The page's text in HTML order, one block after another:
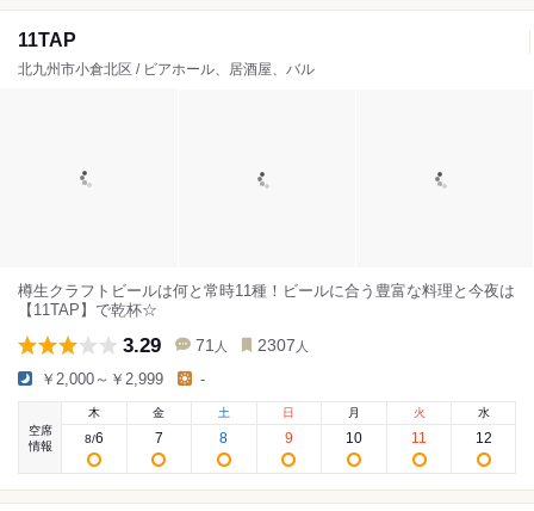
11TAP
北九州市小倉北区 / ビアホール、居酒屋、バル
樽生クラフトビールは何と常時11種！ビールに合う豊富な料理と今夜は
【11TAP】で乾杯☆
3.29 71 人 2307 人
￥2,000～￥2,999 -
空席
情報
木
8/6
金
7
土
8
日
9
月
10
火
11
水
12